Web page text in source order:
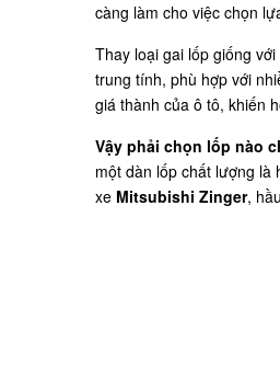
càng làm cho việc chọn
Thay loại gai lốp giống
trung tính, phù hợp với
giá thành của ô tô, khiến
Vậy phải chọn lốp nào
một dàn lốp chất lượng là
xe Mitsubishi Zinger,